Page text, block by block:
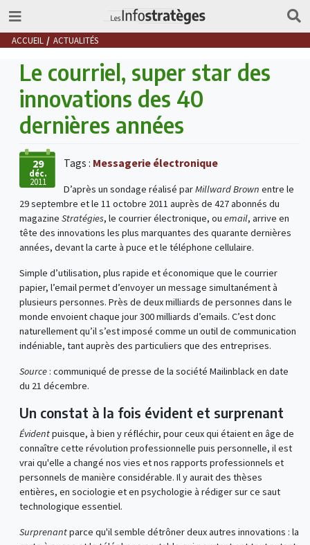
ACCUEIL ACTUALITÉS
Le courriel, super star des
innovations des 40
dernières années
29
déc.
2011
Tags : Messagerie électronique
D’après un sondage réalisé parMillward Brown entre le
29 septembre et le 11 octobre 2011 auprès de 427 abonnés du
magazine Stratégies, le courrier électronique, ou email, arrive en
tête des innovations les plus marquantes des quarante dernières
années, devant la carte à puce et le téléphone cellulaire.
Simple d’utilisation, plus rapide et économique que le courrier
papier, l’email permet d’envoyer un message simultanément à
plusieurs personnes. Près de deux milliards de personnes dans le
monde envoient chaque jour 300 milliards d’emails. C’est donc
naturellement qu’il s’est imposé comme un outil de communication
indéniable, tant auprès des particuliers que des entreprises.
Source : communiqué de presse de la société Mailinblack en date
du 21 décembre.
Un constat à la fois évident et surprenant
Évidentpuisque, à bien y réfléchir, pour ceux qui étaient en âge de
connaître cette révolution professionnelle puis personnelle, il est
vrai qu'elle a changé nos vies et nos rapports professionnels et
personnels de manière considérable. Il y aurait des thèses
entières, en sociologie et en psychologie à rédiger sur ce saut
technologique essentiel.
Surprenantparce qu'il semble détrôner deux autres innovations : la